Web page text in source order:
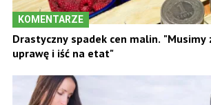
KOMENTARZE
Drastyczny spadek cen malin. "Musimy
uprawę i iść na etat"